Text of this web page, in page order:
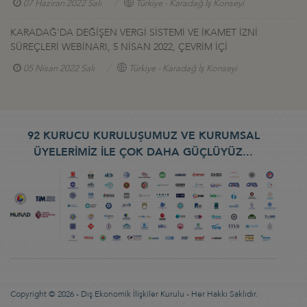
07 Haziran 2022 Salı Türkiye - Karadağ İş Konseyi
KARADAĞ'DA DEĞİŞEN VERGİ SİSTEMİ VE İKAMET İZNİ
SÜREÇLERİ WEBİNARI, 5 NİSAN 2022, ÇEVRİM İÇİ
05 Nisan 2022 Salı Türkiye - Karadağ İş Konseyi
92 KURUCU KURULUŞUMUZ VE KURUMSAL
ÜYELERİMİZ İLE ÇOK DAHA GÜÇLÜYÜZ...
Copyright © 2026 - Dış Ekonomik İlişkiler Kurulu - Her Hakkı Saklıdır.